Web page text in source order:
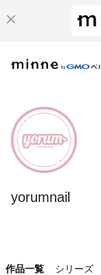
yorumnail
作品一覧 シリーズ